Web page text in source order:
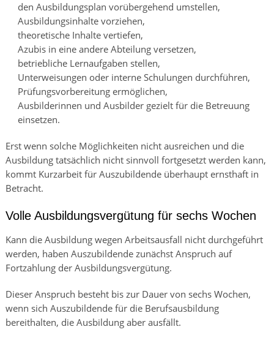
den Ausbildungsplan vorübergehend umstellen,
Ausbildungsinhalte vorziehen,
theoretische Inhalte vertiefen,
Azubis in eine andere Abteilung versetzen,
betriebliche Lernaufgaben stellen,
Unterweisungen oder interne Schulungen durchführen,
Prüfungsvorbereitung ermöglichen,
Ausbilderinnen und Ausbilder gezielt für die Betreuung
einsetzen.
Erst wenn solche Möglichkeiten nicht ausreichen und die
Ausbildung tatsächlich nicht sinnvoll fortgesetzt werden kann,
kommt Kurzarbeit für Auszubildende überhaupt ernsthaft in
Betracht.
Volle Ausbildungsvergütung für sechs Wochen
Kann die Ausbildung wegen Arbeitsausfall nicht durchgeführt
werden, haben Auszubildende zunächst Anspruch auf
Fortzahlung der Ausbildungsvergütung.
Dieser Anspruch besteht bis zur Dauer von sechs Wochen,
wenn sich Auszubildende für die Berufsausbildung
bereithalten, die Ausbildung aber ausfällt.